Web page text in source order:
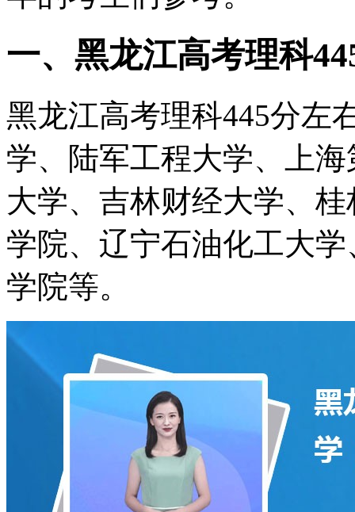
一、黑龙江高考理科
黑龙江高考理科445分左
学、陆军工程大学、上
大学、吉林财经大学、
学院、辽宁石油化工大
学院等。